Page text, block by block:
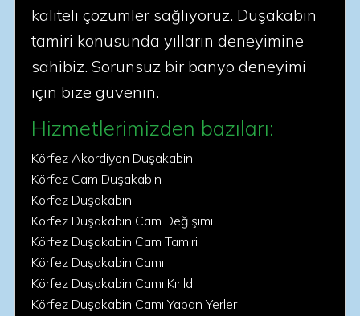
kaliteli çözümler sağlıyoruz. Duşakabin
tamiri konusunda yılların deneyimine
sahibiz. Sorunsuz bir banyo deneyimi
için bize güvenin.
Hizmetlerimizden bazıları:
Körfez Akordiyon Duşakabin
Körfez Cam Duşakabin
Körfez Duşakabin
Körfez Duşakabin Cam Değişimi
Körfez Duşakabin Cam Tamiri
Körfez Duşakabin Camı
Körfez Duşakabin Camı Kırıldı
Körfez Duşakabin Camı Yapan Yerler